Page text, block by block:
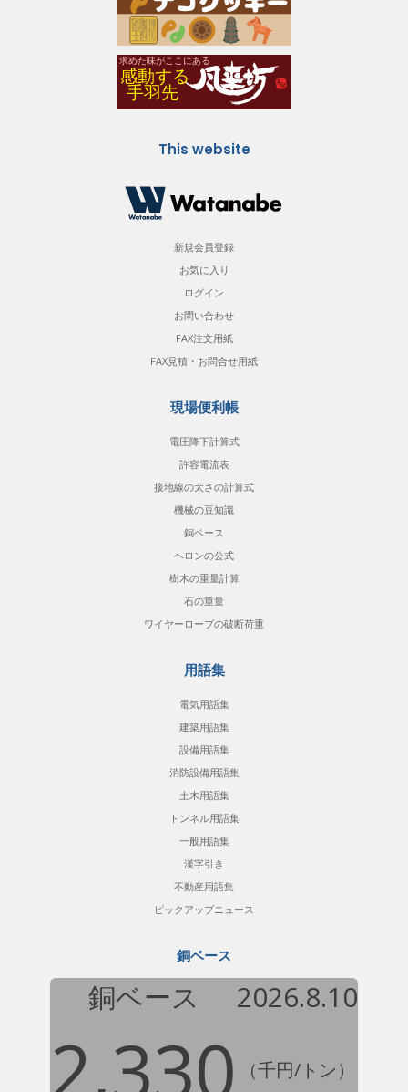
This website
新規会員登録
お気に入り
ログイン
お問い合わせ
FAX注文用紙
FAX見積・お問合せ用紙
現場便利帳
電圧降下計算式
許容電流表
接地線の太さの計算式
機械の豆知識
銅ベース
ヘロンの公式
樹木の重量計算
石の重量
ワイヤーロープの破断荷重
用語集
電気用語集
建築用語集
設備用語集
消防設備用語集
土木用語集
トンネル用語集
一般用語集
漢字引き
不動産用語集
ピックアップニュース
銅ベース
銅ベース 2026.8.10
2,330 （千円/トン）